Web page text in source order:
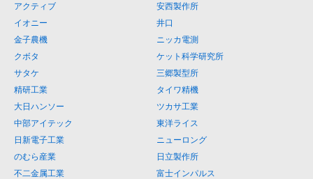
アクティブ
安西製作所
イオニー
井口
金子農機
ニッカ電測
クボタ
ケット科学研究所
サタケ
三郷製型所
精研工業
タイワ精機
大日ハンソー
ツカサ工業
中部アイテック
東洋ライス
日新電子工業
ニューロング
のむら産業
日立製作所
不二金属工業
富士インパルス